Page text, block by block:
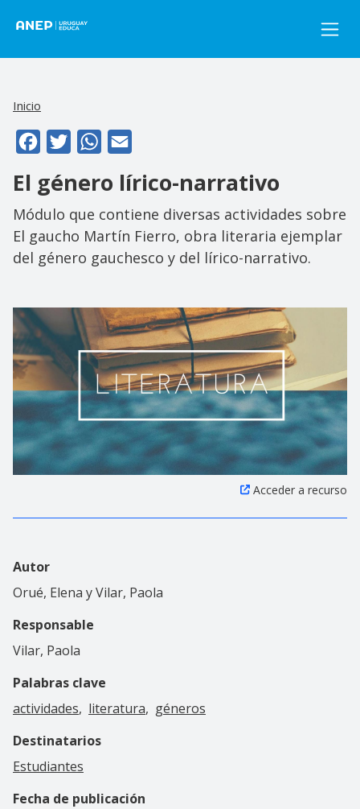
Inicio
FacebookTwitterWhatsApp
El género lírico-narrativo
Módulo que contiene diversas actividades sobre
El gaucho Martín Fierro, obra literaria ejemplar
del género gauchesco y del lírico-narrativo.
Acceder a recurso
Autor
Orué, Elena y Vilar, Paola
Responsable
Vilar, Paola
Palabras clave
actividades
literatura
géneros
Destinatarios
Estudiantes
Fecha de publicación